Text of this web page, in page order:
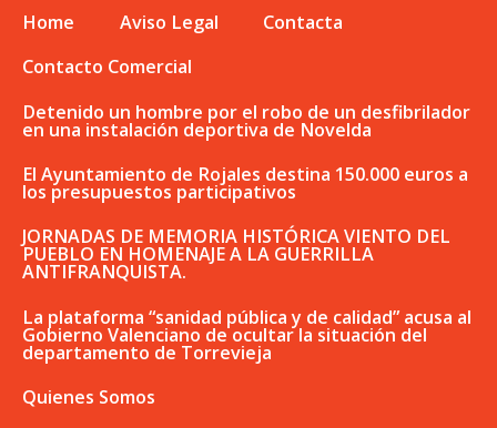
Home Aviso Legal
Contacta
Contacto Comercial
Detenido un hombre por el robo de un desfibrilador
en una instalación deportiva de Novelda
El Ayuntamiento de Rojales destina 150.000 euros a
los presupuestos participativos
JORNADAS DE MEMORIA HISTÓRICA VIENTO DEL
PUEBLO EN HOMENAJE A LA GUERRILLA
ANTIFRANQUISTA.
La plataforma “sanidad pública y de calidad” acusa al
Gobierno Valenciano de ocultar la situación del
departamento de Torrevieja
Quienes Somos